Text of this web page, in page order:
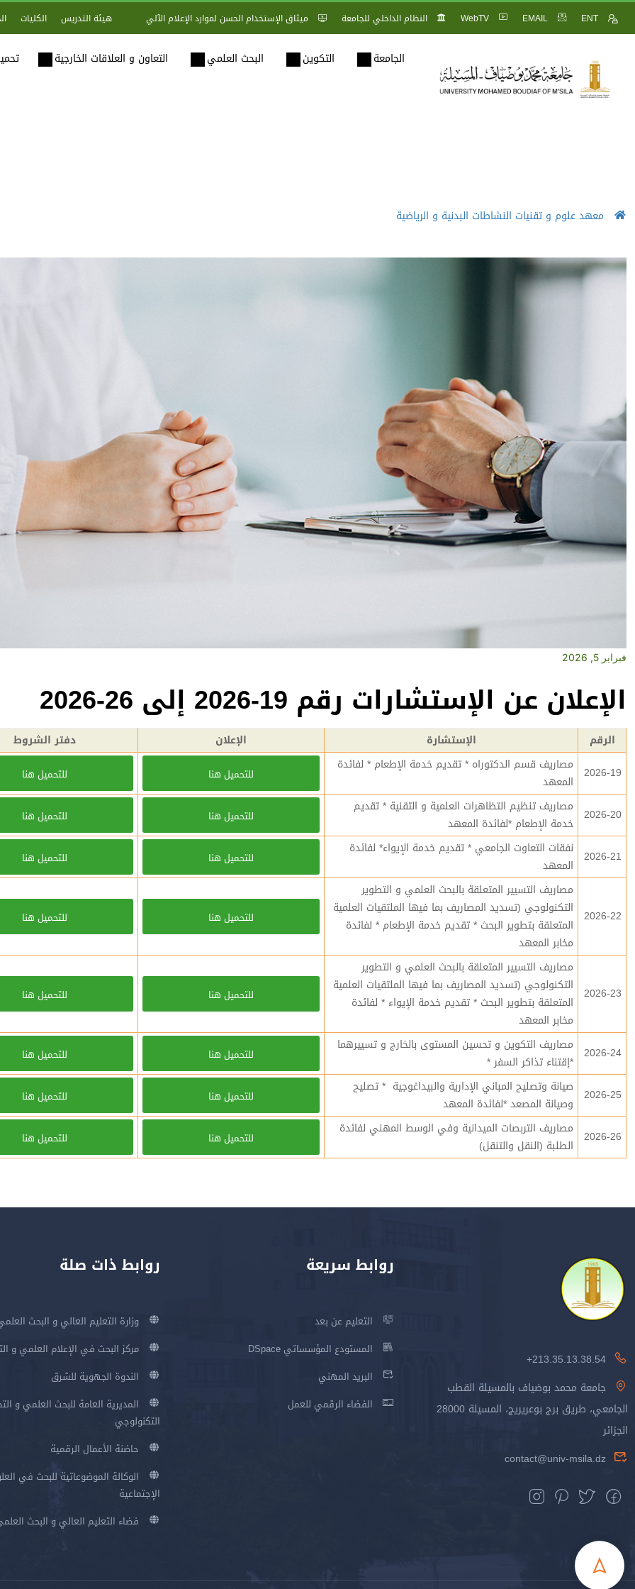
ENT
EMAIL
WebTV النظام الداخلي للجامعة ميثاق الإستخدام الحسن لموارد الإعلام الآلي هيئة التدريس الكليات
الجامعة التكوين البحث العلمي التعاون و العلاقات الخارجية
معهد علوم و تقنيات النشاطات البدنية و الرياضية
فبراير 5, 2026
الإعلان عن الإستشارات رقم 19-2026 إلى 26-2026
الرقم الإستشارة الإعلان
دفتر الشروط
2026-19 مصاريف قسم الدكتوراه * تقديم خدمة الإطعام * لفائدة
المعهد
للتحميل هنا للتحميل هنا
2026-20 مصاريف تنظيم التظاهرات العلمية و التقنية * تقديم
خدمة الإطعام *لفائدة المعهد
للتحميل هنا للتحميل هنا
2026-21 نفقات التعاوت الجامعي * تقديم خدمة الإيواء* لفائدة
المعهد
للتحميل هنا للتحميل هنا
2026-22
مصاريف التسيير المتعلقة بالبحث العلمي و التطوير
التكنولوجي (تسديد المصاريف بما فيها الملتقيات العلمية
المتعلقة بتطوير البحث * تقديم خدمة الإطعام * لفائدة
مخابر المعهد
للتحميل هنا للتحميل هنا
2026-23
مصاريف التسيير المتعلقة بالبحث العلمي و التطوير
التكنولوجي (تسديد المصاريف بما فيها الملتقيات العلمية
المتعلقة بتطوير البحث * تقديم خدمة الإيواء * لفائدة
مخابر المعهد
للتحميل هنا للتحميل هنا
2026-24 مصاريف التكوين و تحسين المستوى بالخارج و تسييرهما
*إقتناء تذاكر السفر *
للتحميل هنا للتحميل هنا
2026-25 صيانة وتصليح المباني الإدارية والبيداغوجية * تصليح
وصيانة المصعد *لفائدة المعهد
للتحميل هنا للتحميل هنا
2026-26 مصاريف التربصات الميدانية وفي الوسط المهني لفائدة
الطلبة (النقل والتنقل)
للتحميل هنا للتحميل هنا
213.35.13.38.54+
جامعة محمد بوضياف بالمسيلة القطب
الجامعي، طريق برج بوعريريج، المسيلة 28000
الجزائر
contact@univ-msila.dz
روابط سريعة
التعليم عن بعد
المستودع المؤسساتي DSpace
البريد المهني
الفضاء الرقمي للعمل
روابط ذات صلة
وزارة التعليم العالي و البحث
مركز البحث في الإعلام العلمي و
الندوة الجهوية للشرق
المديرية العامة للبحث العلمي و
التكنولوجي
حاضنة الأعمال الرقمية
الوكالة الموضوعاتية للبحث في
الإجتماعية
فضاء التعليم العالي و البحث